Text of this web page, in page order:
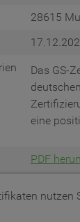
28615
Das GS-
eine
PDF
nutzen